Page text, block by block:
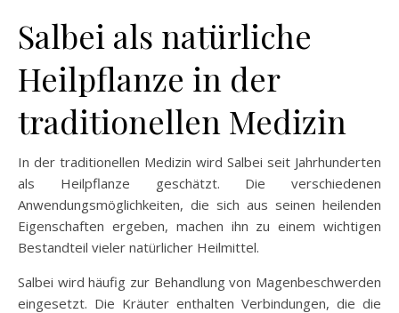
Salbei als natürliche
Heilpflanze in der
traditionellen Medizin
In der traditionellen Medizin wird Salbei seit Jahrhunderten
als Heilpflanze geschätzt. Die verschiedenen
Anwendungsmöglichkeiten, die sich aus seinen heilenden
Eigenschaften ergeben, machen ihn zu einem wichtigen
Bestandteil vieler natürlicher Heilmittel.
Salbei wird häufig zur Behandlung von Magenbeschwerden
eingesetzt. Die Kräuter enthalten Verbindungen, die die